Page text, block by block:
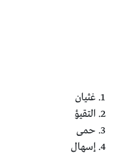
غثيان
التقيؤ
حمى
إسهال